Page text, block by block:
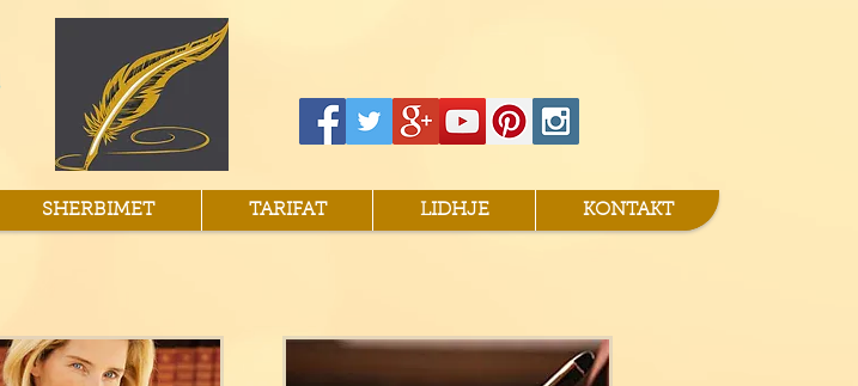
SHERBIMET TARIFAT LIDHJE KONTAKT